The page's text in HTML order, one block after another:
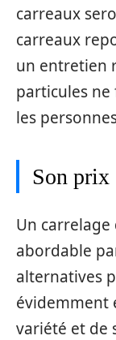
carreaux
carreaux
un entretien
particules ne
les
Son prix
Un
abordable
alternatives
évidemment
variété et de